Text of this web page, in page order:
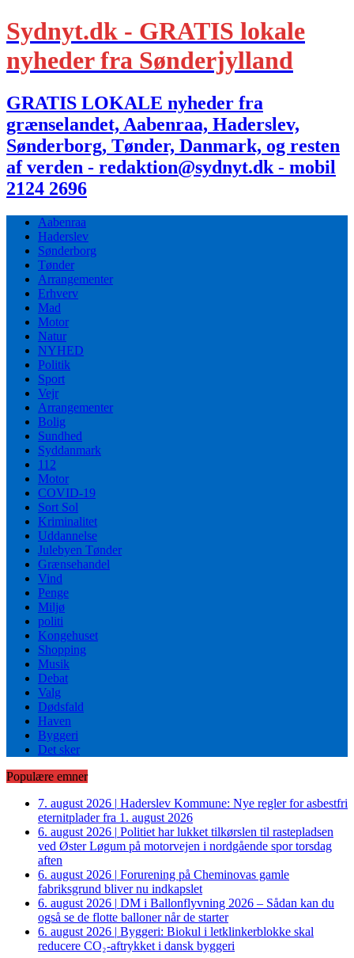
Sydnyt.dk - GRATIS lokale
nyheder fra Sønderjylland
GRATIS LOKALE nyheder fra
grænselandet, Aabenraa, Haderslev,
Sønderborg, Tønder, Danmark, og resten
af verden - redaktion@sydnyt.dk - mobil
2124 2696
Aabenraa
Haderslev
Sønderborg
Tønder
Arrangementer
Erhverv
Mad
Motor
Natur
NYHED
Politik
Sport
Vejr
Arrangementer
Bolig
Sundhed
Syddanmark
112
Motor
COVID-19
Sort Sol
Kriminalitet
Uddannelse
Julebyen Tønder
Grænsehandel
Vind
Penge
Miljø
politi
Kongehuset
Shopping
Musik
Debat
Valg
Dødsfald
Haven
Byggeri
Det sker
Populære emner
7. august 2026 | Haderslev Kommune: Nye regler for asbestfri
eternitplader fra 1. august 2026
6. august 2026 | Politiet har lukket tilkørslen til rastepladsen
ved Øster Løgum på motorvejen i nordgående spor torsdag
aften
6. august 2026 | Forurening på Cheminovas gamle
fabriksgrund bliver nu indkapslet
6. august 2026 | DM i Ballonflyvning 2026 – Sådan kan du
også se de flotte balloner når de starter
6. august 2026 | Byggeri: Biokul i letklinkerblokke skal
reducere CO₂-aftrykket i dansk byggeri